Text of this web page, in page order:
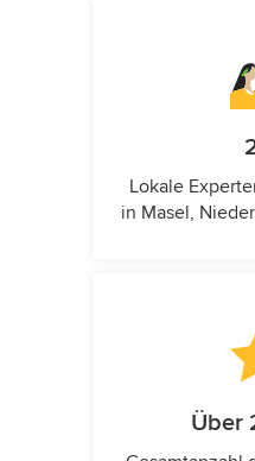
Lokale
in Masel,
Über